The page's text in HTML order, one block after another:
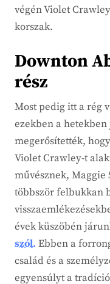
végén Violet
korszak.
Downton
rész
Most pedig itt a rég
ezekben a
megerősítették,
Violet Crawley-t
művésznek,
többször felbukkan
évek küszöbén
szól. Ebben a
család és a
egyensúlyt a